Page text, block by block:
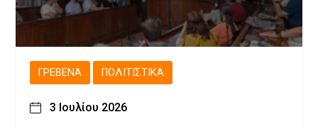
ΓΡΕΒΕΝΆ ΠΟΛΙΤΙΣΤΙΚΆ
3 Ιουλίου 2026